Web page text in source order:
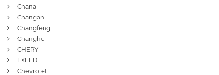
Chana
Changan
Changfeng
Changhe
CHERY
EXEED
Chevrolet